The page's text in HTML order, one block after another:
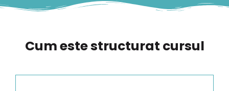
Cum este structurat cursul